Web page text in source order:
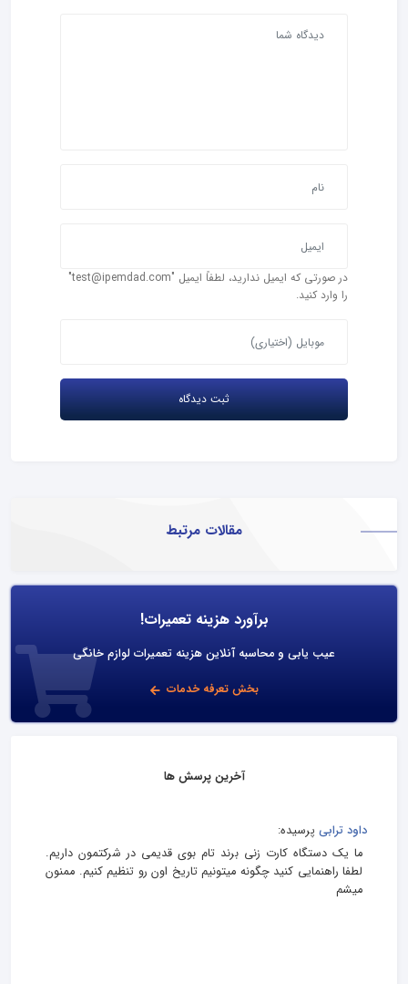
مقالات مرتبط
برآورد هزینه تعمیرات!
عیب یابی و محاسبه آنلاین هزینه تعمیرات لوازم خانگی
بخش تعرفه خدمات
در صورتی که ایمیل ندارید، لطفاً ایمیل "test@ipemdad.com"
را وارد کنید.
آخرین پرسش ها
داود ترابی پرسیده:
ما یک دستگاه کارت زنی برند تام بوی قدیمی در شرکتمون داریم.
لطفا راهنمایی کنید چگونه میتونیم تاریخ اون رو تنظیم کنیم. ممنون
میشم